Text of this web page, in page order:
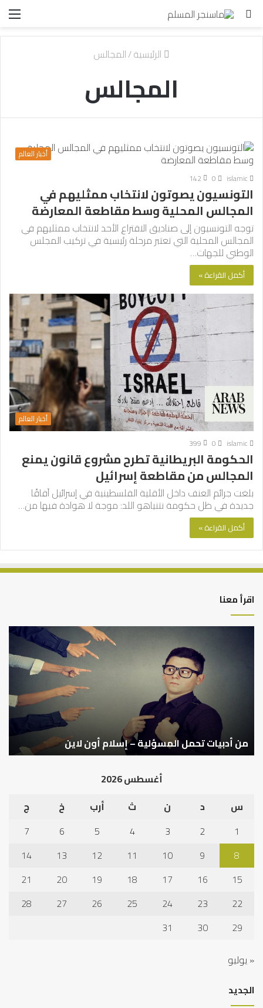
بحث
الرئيسية/المجالس
المجالس
أخبار العالم
islamic
0
142
التونسيون يصوتون لانتخاب ممثليهم في
المجالس المحلية وسط مقاطعة المعارضة
توجه التونسيون إلى صناديق الاقتراع الأحد لانتخاب ممثليهم في
المجالس المحلية التي تعتبر مرحلة رئيسية في تركيب المجلس
الوطني للجهات…
أكمل القراءة »
أخبار العالم
islamic
0
399
الحكومة البريطانية تطرح مشروع قانون يمنع
المجالس من مقاطعة إسرائيل
بلغت جرائم العنف داخل الأقلية الفلسطينية في إسرائيل آفاقًا
جديدة في ظل حكومة نتنياهو اللد: موجة لا هوادة فيها من…
أكمل القراءة »
اقرأ معنا
من
من أدبيات تحمل المسؤلية – إسلام أون لاين
أغسطس 2026
س
د ن ث أرب خ
ج
1
2
3
4
5
6
7
8
9
10
11
12
13
14
15
16
17
18
19
20
21
22
23
24
25
26
27
28
29
30
31
« يوليو
الجديد